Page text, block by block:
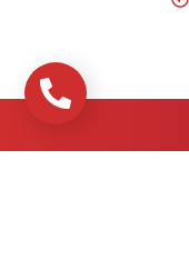
Urgences